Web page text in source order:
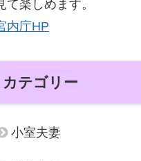
て楽しめます。
内庁HP
カテゴリー
小室夫妻